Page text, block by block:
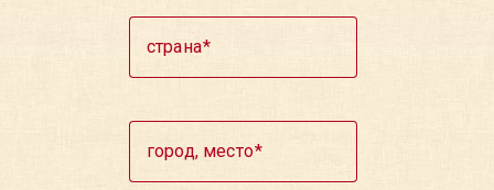
страна
город, место